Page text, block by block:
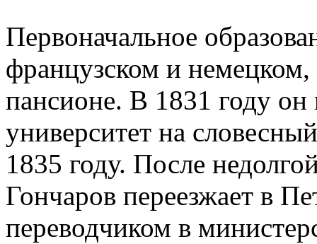
Первоначальное
французском и
пансионе. В 1831 году
университет на
1835 году. После
Гончаров переезжает в
переводчиком в